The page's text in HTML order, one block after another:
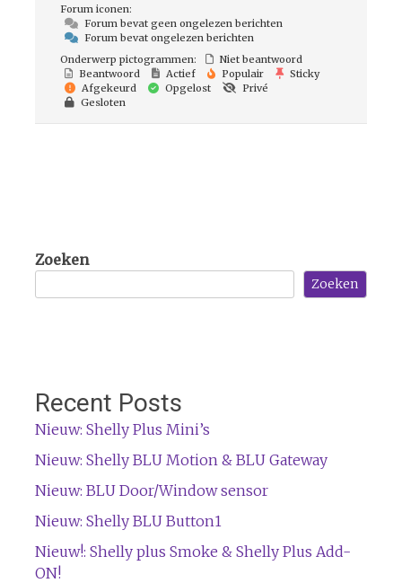
Forum iconen:
Forum bevat geen ongelezen berichten
Forum bevat ongelezen berichten
Onderwerp pictogrammen:
Niet beantwoord
Beantwoord
Actief Populair
Sticky
Afgekeurd
Opgelost
Privé
Gesloten
Zoeken
Zoeken
Recent Posts
Nieuw: Shelly Plus Mini’s
Nieuw: Shelly BLU Motion & BLU Gateway
Nieuw: BLU Door/Window sensor
Nieuw: Shelly BLU Button1
Nieuw!: Shelly plus Smoke & Shelly Plus Add-
ON!